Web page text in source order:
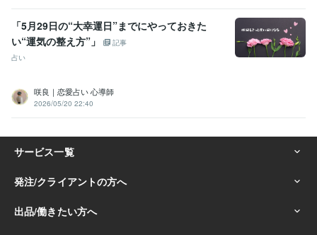
「5月29日の“大幸運日”までにやっておきた
い“運気の整え方”」
記事
占い
咲良｜恋愛占い 心導師
2026/05/20 22:40